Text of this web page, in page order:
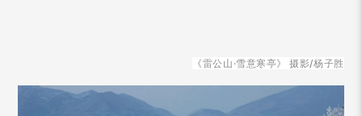
《雷公山·雪意寒亭》 摄影/杨子胜